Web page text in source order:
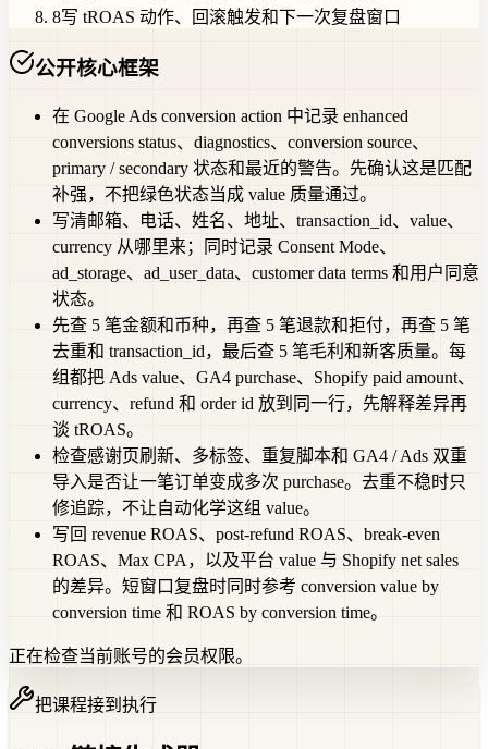
8写 tROAS 动作、回滚触发和下一次复盘窗口
公开核心框架
在 Google Ads conversion action 中记录 enhanced
conversions status、diagnostics、conversion source、
primary / secondary 状态和最近的警告。先确认这是匹配
补强，不把绿色状态当成 value 质量通过。
写清邮箱、电话、姓名、地址、transaction_id、value、
currency 从哪里来；同时记录 Consent Mode、
ad_storage、ad_user_data、customer data terms 和用户同意
状态。
先查 5 笔金额和币种，再查 5 笔退款和拒付，再查 5 笔
去重和 transaction_id，最后查 5 笔毛利和新客质量。每
组都把 Ads value、GA4 purchase、Shopify paid amount、
currency、refund 和 order id 放到同一行，先解释差异再
谈 tROAS。
检查感谢页刷新、多标签、重复脚本和 GA4 / Ads 双重
导入是否让一笔订单变成多次 purchase。去重不稳时只
修追踪，不让自动化学这组 value。
写回 revenue ROAS、post-refund ROAS、break-even
ROAS、Max CPA，以及平台 value 与 Shopify net sales
的差异。短窗口复盘时同时参考 conversion value by
conversion time 和 ROAS by conversion time。
正在检查当前账号的会员权限。
把课程接到执行